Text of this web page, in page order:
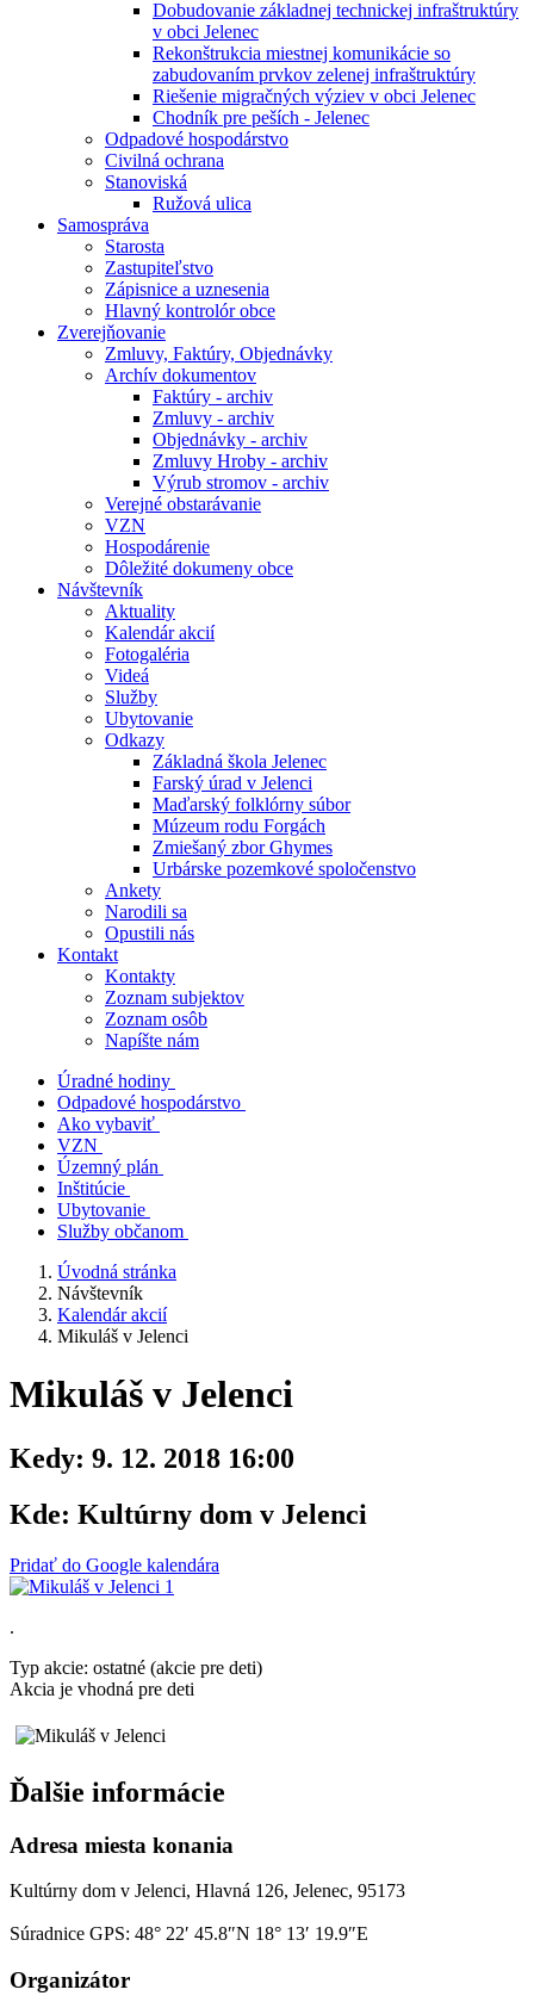
Dobudovanie základnej technickej infraštruktúry
v obci Jelenec
Rekonštrukcia miestnej komunikácie so
zabudovaním prvkov zelenej infraštruktúry
Riešenie migračných výziev v obci Jelenec
Chodník pre peších - Jelenec
Odpadové hospodárstvo
Civilná ochrana
Stanoviská
Ružová ulica
Samospráva
Starosta
Zastupiteľstvo
Zápisnice a uznesenia
Hlavný kontrolór obce
Zverejňovanie
Zmluvy, Faktúry, Objednávky
Archív dokumentov
Faktúry - archiv
Zmluvy - archiv
Objednávky - archiv
Zmluvy Hroby - archiv
Výrub stromov - archiv
Verejné obstarávanie
VZN
Hospodárenie
Dôležité dokumeny obce
Návštevník
Aktuality
Kalendár akcií
Fotogaléria
Videá
Služby
Ubytovanie
Odkazy
Základná škola Jelenec
Farský úrad v Jelenci
Maďarský folklórny súbor
Múzeum rodu Forgách
Zmiešaný zbor Ghymes
Urbárske pozemkové spoločenstvo
Ankety
Narodili sa
Opustili nás
Kontakt
Kontakty
Zoznam subjektov
Zoznam osôb
Napíšte nám
Úradné hodiny
Odpadové hospodárstvo
Ako vybaviť
VZN
Územný plán
Inštitúcie
Ubytovanie
Služby občanom
Úvodná stránka
Návštevník
Kalendár akcií
Mikuláš v Jelenci
Mikuláš v Jelenci
Kedy: 9. 12. 2018 16:00
Kde: Kultúrny dom v Jelenci
Pridať do Google kalendára
.
Typ akcie: ostatné (akcie pre deti)
Akcia je vhodná pre deti
Ďalšie informácie
Adresa miesta konania
Kultúrny dom v Jelenci, Hlavná 126, Jelenec, 95173
Súradnice GPS: 48° 22′ 45.8″N 18° 13′ 19.9″E
Organizátor